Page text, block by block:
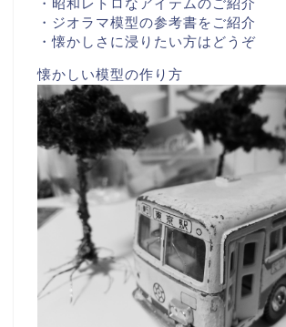
・昭和レトロなアイテムのご紹介
・ジオラマ模型の参考書をご紹介
・懐かしさに浸りたい方はどうぞ
懐かしい模型の作り方